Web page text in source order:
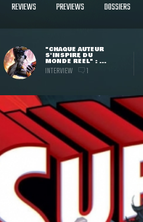
REVIEWS PREVIEWS DOSSIERS
"CHAQUE AUTEUR
S'INSPIRE DU
MONDE RÉEL" : ...
INTERVIEW 1